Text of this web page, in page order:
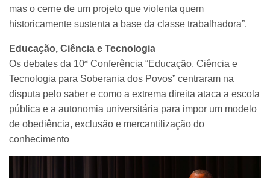
mas o cerne de um projeto que violenta quem
historicamente sustenta a base da classe trabalhadora”.
Educação, Ciência e Tecnologia
Os debates da 10ª Conferência “Educação, Ciência e
Tecnologia para Soberania dos Povos” centraram na
disputa pelo saber e como a extrema direita ataca a escola
pública e a autonomia universitária para impor um modelo
de obediência, exclusão e mercantilização do
conhecimento